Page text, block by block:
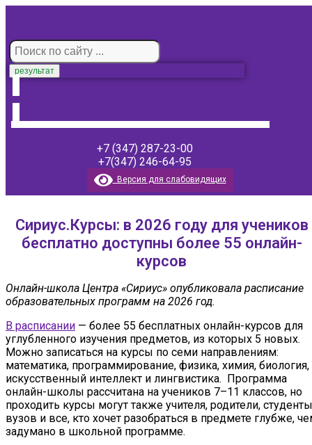
результат
+7 (347) 287-23-00
+7(347) 246-64-95
Версия для слабовидящих
Сириус.Курсы: в 2026 году для учеников
бесплатно доступны более 55 онлайн-
курсов
Онлайн-школа Центра «Сириус» опубликовала расписание
образовательных программ на 2026 год.
В расписании — более 55 бесплатных онлайн-курсов для
углубленного изучения предметов, из которых 5 новых.
Можно записаться на курсы по семи направлениям:
математика, программирование, физика, химия, биология,
искусственный интеллект и лингвистика. Программа
онлайн-школы рассчитана на учеников 7–11 классов, но
проходить курсы могут также учителя, родители, студенты
вузов и все, кто хочет разобраться в предмете глубже,
задумано в школьной программе.